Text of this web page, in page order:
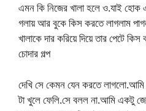
এমন কি নিজের খালা হলে ও.যাই হোক
গলায় আর বুকে কিস করতে লাগলাম
খালাকে দার করিয়ে দিয়ে তার পেটে
চোদার গল্প
দেখি সে কেমন যেন করতে
টা খুলে ফেলি.সে বলল না.আমি একটু